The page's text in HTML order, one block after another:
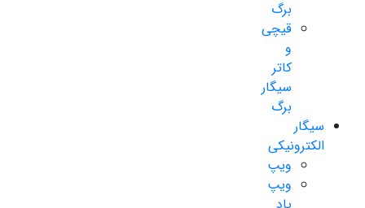
برگ
قیچی
و
کاتر
سیگار
برگ
سیگار
الکترونیکی
ویپ
ویپ